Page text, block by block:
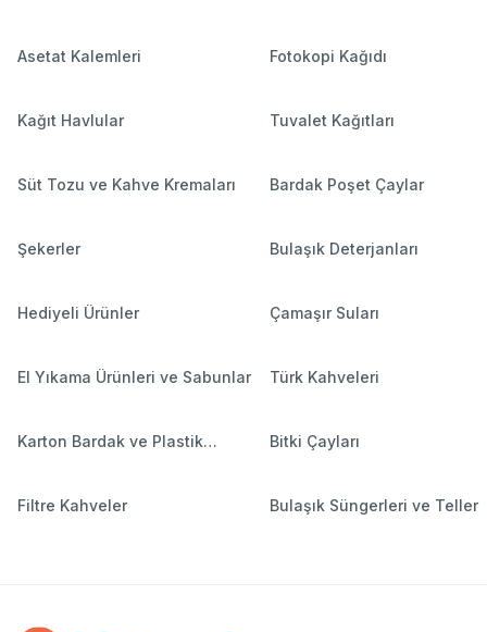
Asetat Kalemleri Fotokopi Kağıdı
Kağıt Havlular Tuvalet Kağıtları
Süt Tozu ve Kahve Kremaları Bardak Poşet Çaylar
Şekerler Bulaşık Deterjanları
Hediyeli Ürünler Çamaşır Suları
El Yıkama Ürünleri ve Sabunlar Türk Kahveleri
Karton Bardak ve Plastik
Bitki Çayları
Filtre Kahveler Bulaşık Süngerleri ve Teller